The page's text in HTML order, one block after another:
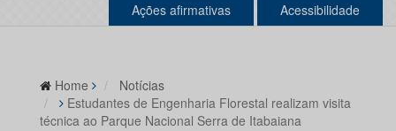
Ações afirmativas Acessibilidade
Home
Notícias
Estudantes de Engenharia Florestal realizam visita
técnica ao Parque Nacional Serra de Itabaiana